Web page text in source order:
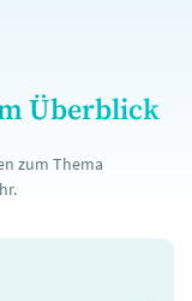
Überblick
zum Thema